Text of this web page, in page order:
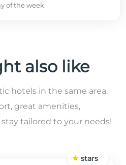
of the week.
also like
hotels in the same area,
great amenities,
tailored to your needs!
stars